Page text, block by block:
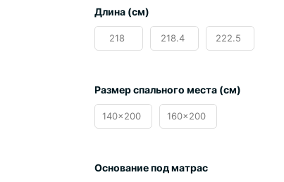
Длина (см)
218 218.4 222.5
Размер спального места (см)
140x200 160x200
Основание под матрас